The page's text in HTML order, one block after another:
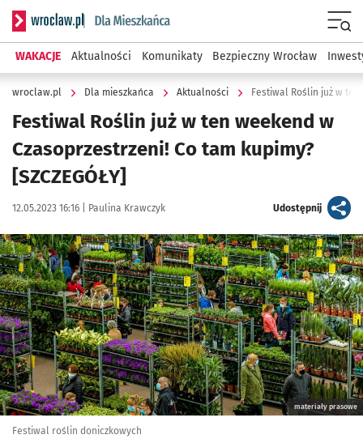
Serwis informacyjny wroclaw.pl podserwis: Dla mieszkańca
WAKACJE Aktualności Komunikaty Bezpieczny Wrocław
wroclaw.pl Dla mieszkańca Aktualności
Festiwal Roślin już w ten weekend w
Czasoprzestrzeni! Co tam kupimy?
[SZCZEGÓŁY]
Data publikacji:
12.05.2023 16:16 | Autor:
Paulina Krawczyk Udostępnijartykuł
Kliknij, aby zobaczyć galerię
Kliknij, aby powiększyć
materiały prasowe
Festiwal roślin doniczkowych